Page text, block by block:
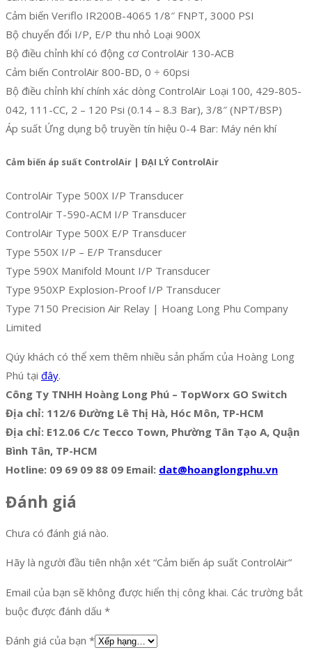
Cảm biến Veriflo IR200B-4065 1/8″ FNPT, 3000 PSI
Bộ chuyển đổi I/P, E/P thu nhỏ Loại 900X
Bộ điều chỉnh khí có động cơ ControlAir 130-ACB
Cảm biến ControlAir 800-BD, 0 ÷ 60psi
Bộ điều chỉnh khí chính xác dòng ControlAir Loại 100, 429-805-
042, 111-CC, 2 – 120 Psi (0.14 – 8.3 Bar), 3/8″ (NPT/BSP)
Áp suất Ứng dụng bộ truyền tín hiệu 0-4 Bar: Máy nén khí
Cảm biến áp suất ControlAir | ĐẠI LÝ ControlAir
ControlAir Type 500X I/P Transducer
ControlAir T-590-ACM I/P Transducer
ControlAir Type 500X E/P Transducer
Type 550X I/P – E/P Transducer
Type 590X Manifold Mount I/P Transducer
Type 950XP Explosion-Proof I/P Transducer
Type 7150 Precision Air Relay | Hoang Long Phu Company
Limited
Qúy khách có thể xem thêm nhiều sản phẩm của Hoàng Long
Phú tại đây.
Công Ty TNHH Hoàng Long Phú – TopWorx GO Switch
Địa chỉ: 112/6 Đường Lê Thị Hà, Hóc Môn, TP-HCM
Địa chỉ: E12.06 C/c Tecco Town, Phường Tân Tạo A, Quận
Bình Tân, TP-HCM
Hotline: 09 69 09 88 09 Email: dat@hoanglongphu.vn
Đánh giá
Chưa có đánh giá nào.
Hãy là người đầu tiên nhận xét “Cảm biến áp suất ControlAir”
Email của bạn sẽ không được hiển thị công khai. Các trường bắt
buộc được đánh dấu *
Đánh giá của bạn *